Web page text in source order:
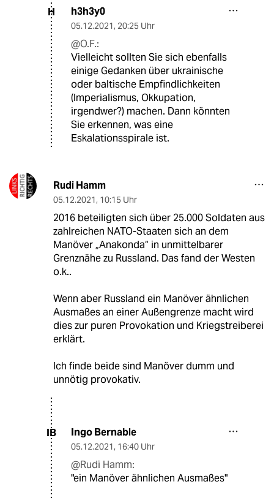
H h3h3y0
05.12.2021, 20:25 Uhr
@O.F.:
Vielleicht sollten Sie sich ebenfalls
einige Gedanken über ukrainische
oder baltische Empfindlichkeiten
(Imperialismus, Okkupation,
irgendwer?) machen. Dann könnten
Sie erkennen, was eine
Eskalationsspirale ist.
Rudi Hamm
05.12.2021, 10:15 Uhr
2016 beteiligten sich über 25.000 Soldaten aus
zahlreichen NATO-Staaten sich an dem
Manöver „Anakonda“ in unmittelbarer
Grenznähe zu Russland. Das fand der Westen
o.k..
Wenn aber Russland ein Manöver ähnlichen
Ausmaßes an einer Außengrenze macht wird
dies zur puren Provokation und Kriegstreiberei
erklärt.
Ich finde beide sind Manöver dumm und
unnötig provokativ.
IB Ingo Bernable
05.12.2021, 16:40 Uhr
@Rudi Hamm:
"ein Manöver ähnlichen Ausmaßes"